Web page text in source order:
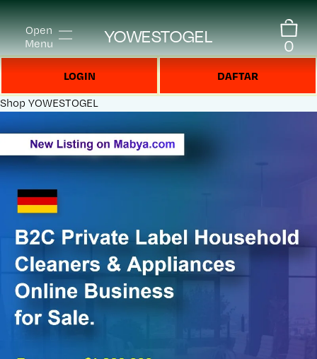
Open
Menu
YOWESTOGEL 0
LOGIN DAFTAR
Shop YOWESTOGEL